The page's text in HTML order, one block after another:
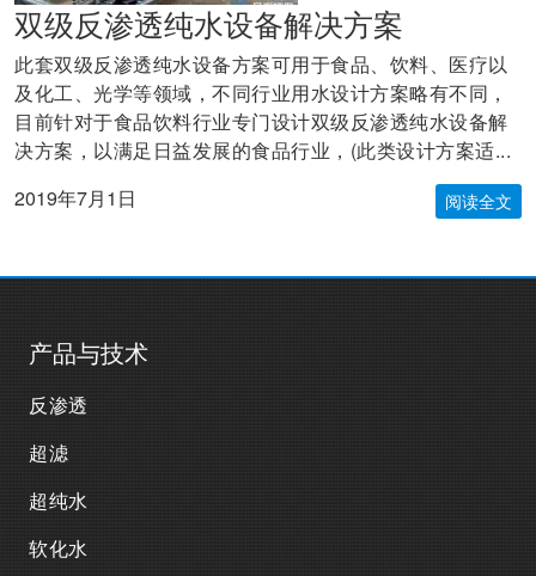
双级反渗透纯水设备解决方案
此套双级反渗透纯水设备方案可用于食品、饮料、医疗以
及化工、光学等领域，不同行业用水设计方案略有不同，
目前针对于食品饮料行业专门设计双级反渗透纯水设备解
决方案，以满足日益发展的食品行业，(此类设计方案适...
2019年7月1日
阅读全文
产品与技术
反渗透
超滤
超纯水
软化水